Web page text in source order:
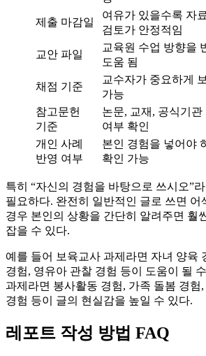
제출 마감일
여유가 있을수록 자
검토가 안정적임
교안 파일
교육원 수업 방향을
도움 됨
채점 기준
교수자가 중요하게
가능
참고문헌
기준
논문, 교재, 공식기관
여부 확인
개인 사례
반영 여부
본인 경험을 넣어야
확인 가능
특히 “자신의 경험을 바탕으로 쓰시오”
필요하다. 완전히 일반적인 글로 쓰면 어
경우 본인의 상황을 간단히 알려주면 훨
잡을 수 있다.
예를 들어 보육교사 과제라면 자녀 양육
경험, 영유아 관찰 경험 등이 도움이 될
과제라면 봉사활동 경험, 가족 돌봄 경험
경험 등이 글의 현실감을 높일 수 있다.
레포트 작성 방법 FAQ